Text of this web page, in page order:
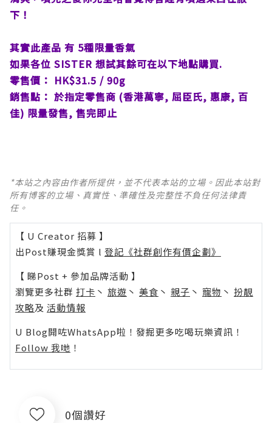
下！
其實此產品 有 5種限量香氣
如果各位 SISTER 想試其餘可在以下地點購買.
零售價： HK$31.5 / 90g
銷售點： 於指定零售商 (香港萬寧, 屈臣氏, 惠康, 百
佳) 限量發售, 售完即止
*本站之內容由作者所提供，並不代表本站的立場。因此本站對
所有博客的立場、真實性、準確性及完整性不負任何法律責
任。
【 U Creator 招募 】
出Post賺現金獎賞 l 登記《社群創作有價企劃》
【 睇Post + 參加品牌活動 】
瀏覽更多社群 打卡 丶 旅遊 丶 美食 丶 親子 丶 寵物 丶 扮靚
攻略及 活動情報
U Blog開咗WhatsApp啦！發掘更多吃喝玩樂資訊！
Follow 我哋 ！
0個讚好